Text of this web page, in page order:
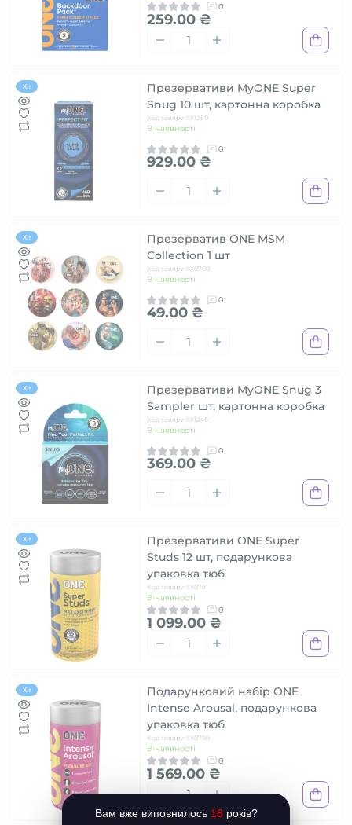
0
259.00 ₴
Хіт
Презервативи MyONE Super
Snug 10 шт, картонна коробка
Код товару: SX1250
В наявності
0
929.00 ₴
Хіт
Презерватив ONE MSM
Collection 1 шт
Код товару: SX0760
В наявності
0
49.00 ₴
Хіт
Презервативи MyONE Snug 3
Sampler шт, картонна коробка
Код товару: SX1246
В наявності
0
369.00 ₴
Хіт
Презервативи ONE Super
Studs 12 шт, подарункова
упаковка тюб
Код товару: SX0791
В наявності
0
1 099.00 ₴
Хіт
Подарунковий набір ONE
Intense Arousal, подарункова
упаковка тюб
Код товару: SX0798
В наявності
0
1 569.00 ₴
Вам вже виповнилось 18 років?